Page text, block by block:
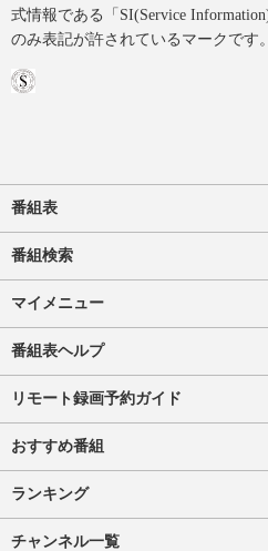
式情報である「SI(Service
のみ表記が許されているマークです。
番組表
番組検索
マイメニュー
番組表ヘルプ
リモート録画予約ガイド
おすすめ番組
ランキング
チャンネル一覧